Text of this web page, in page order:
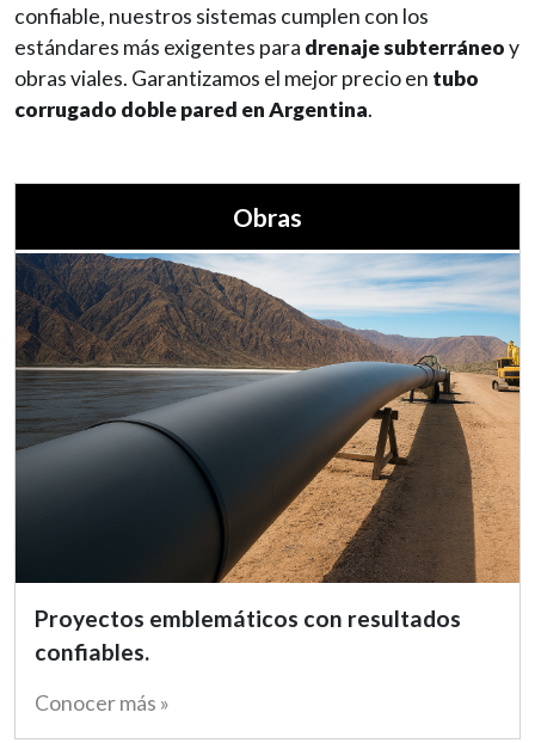
confiable, nuestros sistemas cumplen con los
estándares más exigentes para drenaje subterráneoy
obras viales. Garantizamos el mejor precio en tubo
corrugado doble pared en Argentina.
Obras
Proyectos emblemáticos con resultados
confiables.
Conocer más »